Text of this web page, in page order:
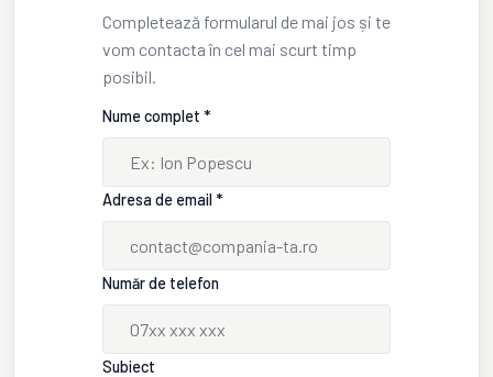
Completează formularul de mai jos și te
vom contacta în cel mai scurt timp
posibil.
Nume complet *
Adresa de email *
Număr de telefon
Subiect